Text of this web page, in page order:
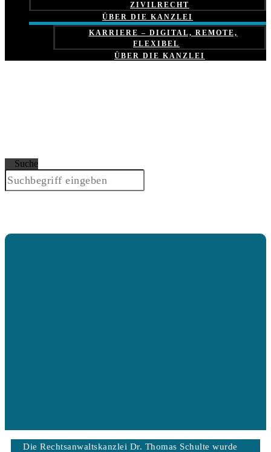
ZIVILRECHT
ÜBER DIE KANZLEI
KARRIERE – DIGITAL, REMOTE,
FLEXIBEL
ÜBER DIE KANZLEI
Suche
Die Rechtsanwaltskanzlei Dr. Thomas Schulte wurde